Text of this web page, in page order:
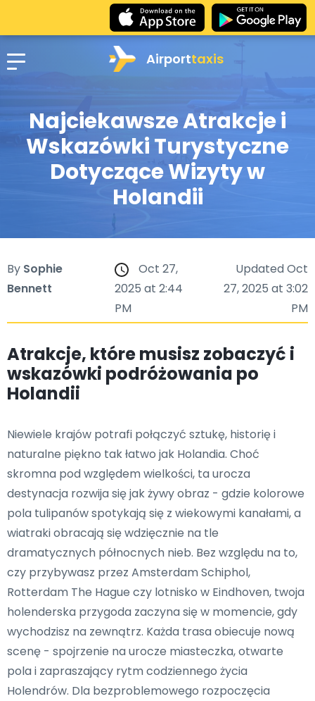
Airporttaxis
Najciekawsze Atrakcje i
Wskazówki Turystyczne
Dotyczące Wizyty w
Holandii
By Sophie
Bennett
Oct 27,
2025 at 2:44
PM
Updated Oct
27, 2025 at 3:02
PM
Atrakcje, które musisz zobaczyć i
wskazówki podróżowania po
Holandii
Niewiele krajów potrafi połączyć sztukę, historię i
naturalne piękno tak łatwo jak Holandia. Choć
skromna pod względem wielkości, ta urocza
destynacja rozwija się jak żywy obraz - gdzie kolorowe
pola tulipanów spotykają się z wiekowymi kanałami, a
wiatraki obracają się wdzięcznie na tle
dramatycznych północnych nieb. Bez względu na to,
czy przybywasz przez Amsterdam Schiphol,
Rotterdam The Hague czy lotnisko w Eindhoven, twoja
holenderska przygoda zaczyna się w momencie, gdy
wychodzisz na zewnątrz. Każda trasa obiecuje nową
scenę - spojrzenie na urocze miasteczka, otwarte
pola i zapraszający rytm codziennego życia
Holendrów. Dla bezproblemowego rozpoczęcia